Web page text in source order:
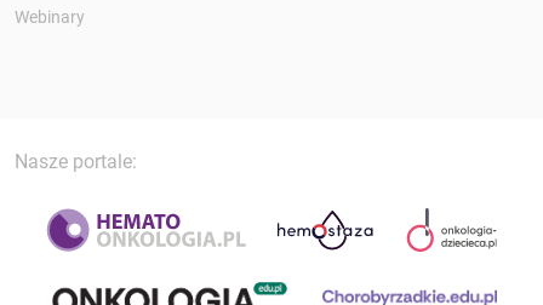
Webinary
Nasze portale: